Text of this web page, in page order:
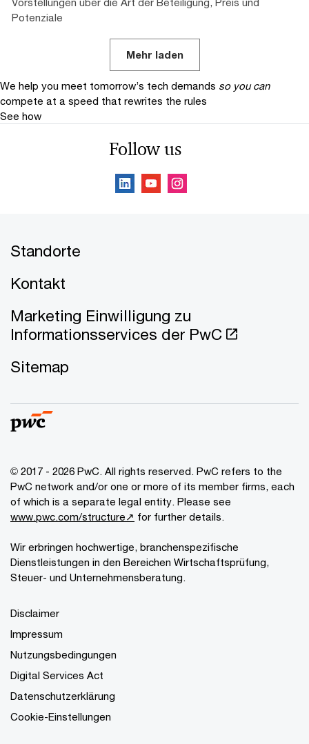
Potenziale
Mehr laden
We help you meet tomorrow’s tech demands so you can
compete at a speed that rewrites the rules
See how
Follow us
Standorte
Kontakt
Marketing Einwilligung zu
Informationsservices der PwC
Sitemap
© 2017 - 2026 PwC. All rights reserved. PwC refers to the
PwC network and/or one or more of its member firms, each
of which is a separate legal entity. Please see
www.pwc.com/structure↗ for further details.
Wir erbringen hochwertige, branchenspezifische
Dienstleistungen in den Bereichen Wirtschaftsprüfung,
Steuer- und Unternehmensberatung.
Disclaimer
Impressum
Nutzungsbedingungen
Digital Services Act
Datenschutzerklärung
Cookie-Einstellungen